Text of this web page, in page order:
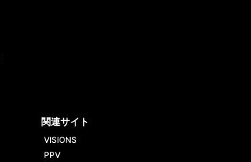
関連サイト
VISIONS
PPV